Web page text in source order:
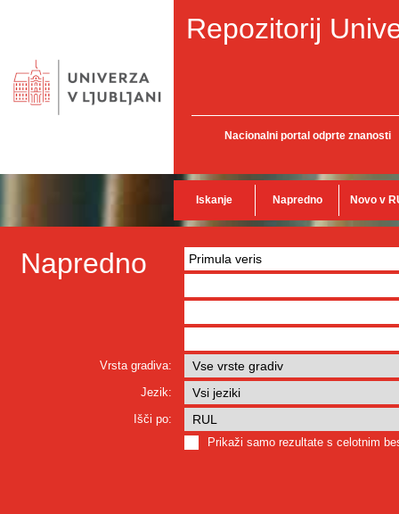
Repozitorij
Nacionalni portal odprte znanosti
Iskanje Napredno Novo v
Napredno
Vrsta gradiva:
Jezik:
Išči po:
Prikaži samo rezultate s celotnim